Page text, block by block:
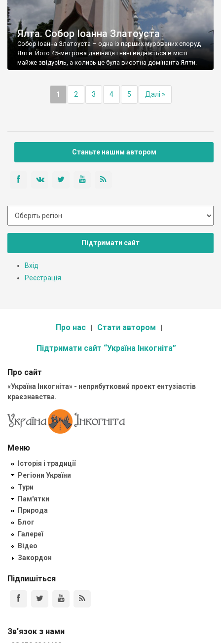
Ялта. Собор Іоанна Златоуста
Собор Іоанна Златоуста – одна із перших мурованих споруд
Ялти. Його 45-метрова дзвіниця і нині видніється в місті
майже звідусіль, а колись це була висотна домінанта Ялти.
1 2 3 4 5 Далі »
Станьте нашим автором
Підтримати сайт
Вхід
Реєстрація
Про нас Стати автором
Підтримати сайт “Україна Інкогніта”
Про сайт
«Україна Інкогніта» - неприбутковий проект ентузіастів
краєзнавства.
Меню
Історія і традиції
Регіони України
Тури
Пам'ятки
Природа
Блог
Галереї
Відео
Закордон
Підпишіться
Зв'язок з нами